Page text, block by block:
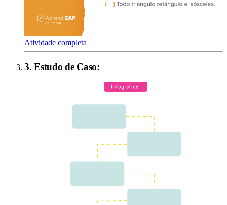
Atividade completa
3.Estudo de Caso: